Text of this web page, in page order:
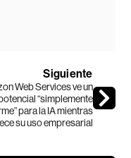
Siguiente
Web Services ve un
“simplemente
para la IA mientras
su uso empresarial